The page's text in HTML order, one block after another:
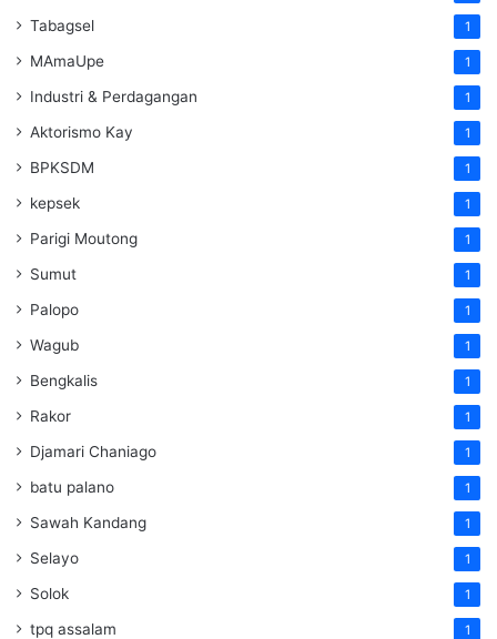
Tabagsel 1
MAmaUpe 1
Industri & Perdagangan 1
Aktorismo Kay 1
BPKSDM 1
kepsek 1
Parigi Moutong 1
Sumut 1
Palopo 1
Wagub 1
Bengkalis 1
Rakor 1
Djamari Chaniago 1
batu palano 1
Sawah Kandang 1
Selayo 1
Solok 1
tpq assalam 1